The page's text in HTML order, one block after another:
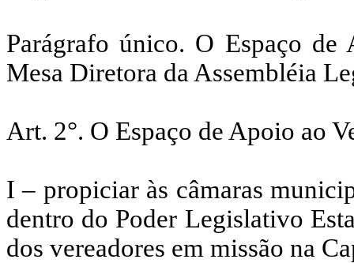
Parágrafo único. O Espaço
Mesa Diretora da Assembléia
Art. 2°. O Espaço de Apoio ao
I – propiciar às câmaras
dentro do Poder Legislativo
dos vereadores em missão na